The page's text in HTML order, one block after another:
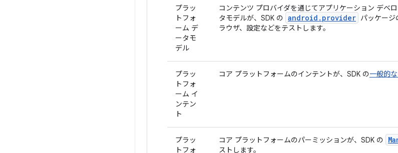
プラッ
トフォ
ーム デ
ータモ
デル
コンテンツ プロバイダを通じてアプリケーション デベ
タモデルが、SDK の android.provider パッケージ
ラウザ、設定などをテストします。
プラッ
トフォ
ーム イ
ンテン
ト
コア プラットフォームのインテントが、SDK の一般的
プラッ
トフォ
コア プラットフォームのパーミッションが、SDK の
ストします。